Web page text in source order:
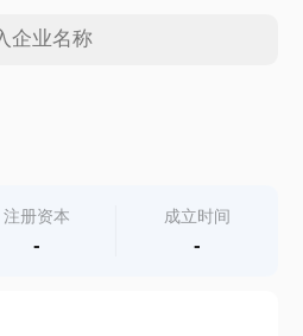
注册资本
-
成立时间
-